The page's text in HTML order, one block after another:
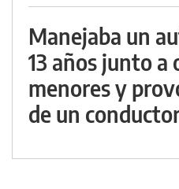
Manejaba un
13 años junto a
menores y
de un